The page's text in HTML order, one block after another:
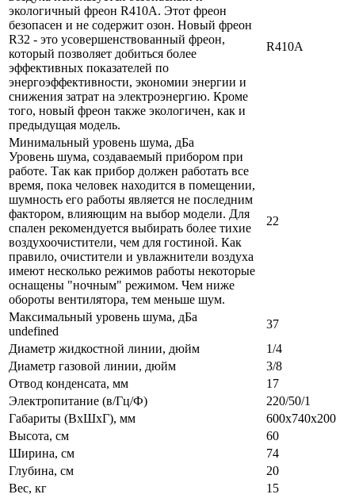
экологичный фреон R410A. Этот фреон
безопасен и не содержит озон. Новый фреон
R32 - это усовершенствованный фреон,
который позволяет добиться более
эффективных показателей по
энергоэффективности, экономии энергии и
снижения затрат на электроэнергию. Кроме
того, новый фреон также экологичен, как и
предыдущая модель.
R410A
Минимальный уровень шума, дБа
Уровень шума, создаваемый прибором при
работе. Так как прибор должен работать все
время, пока человек находится в помещении,
шумность его работы является не последним
фактором, влияющим на выбор модели. Для
спален рекомендуется выбирать более тихие
воздухоочистители, чем для гостиной. Как
правило, очистители и увлажнители воздуха
имеют несколько режимов работы некоторые
оснащены "ночным" режимом. Чем ниже
обороты вентилятора, тем меньше шум.
22
Максимальный уровень шума, дБа
undefined
37
Диаметр жидкостной линии, дюйм
1/4
Диаметр газовой линии, дюйм
3/8
Отвод конденсата, мм
17
Электропитание (в/Гц/Ф)
220/50/1
Габариты (ВxШxГ), мм
600х740х200
Высота, см
60
Ширина, см
74
Глубина, см
20
Вес, кг
15